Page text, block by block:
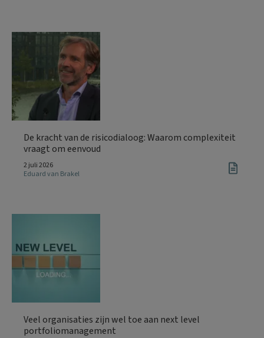
De kracht van de risicodialoog: Waarom complexiteit
vraagt om eenvoud
2 juli 2026
Eduard van Brakel
Veel organisaties zijn wel toe aan next level
portfoliomanagement